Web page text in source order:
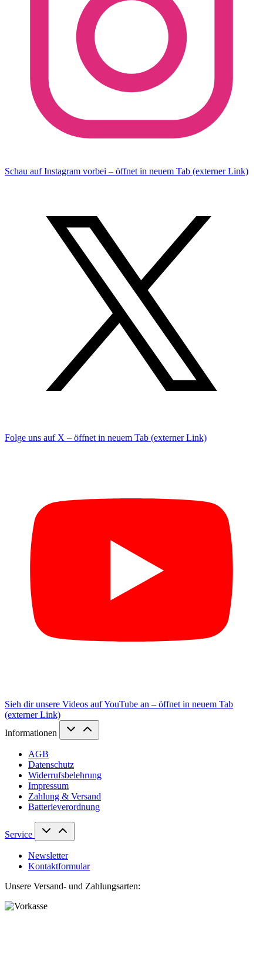
Schau auf Instagram vorbei – öffnet in neuem Tab (externer Link)
Folge uns auf X – öffnet in neuem Tab (externer Link)
Sieh dir unsere Videos auf YouTube an – öffnet in neuem Tab
(externer Link)
Informationen
AGB
Datenschutz
Widerrufsbelehrung
Impressum
Zahlung & Versand
Batterieverordnung
Service
Newsletter
Kontaktformular
Unsere Versand- und Zahlungsarten: